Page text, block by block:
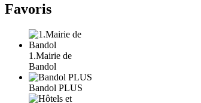
Favoris
1.Mairie de
Bandol
Bandol PLUS